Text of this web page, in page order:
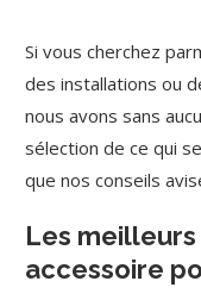
Si vous cherchez
des installations ou
nous avons sans
sélection de ce qui
que nos conseils
Les
accessoire